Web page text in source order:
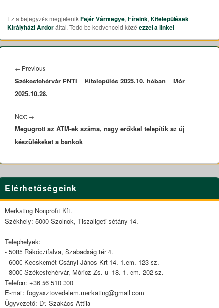
Ez a bejegyzés megjelenikFejér Vármegye, Híreink, Kitelepülések
Királyházi Andoráltal. Tedd be kedvenceid közé ezzel a linkel.
navigáció
← Previous
post:
Székesfehérvár PNTI – Kitelepülés 2025.10. hóban – Mór
2025.10.28.
Next →
post:
Megugrott az ATM-ek száma, nagy erőkkel telepítik az új
készülékeket a bankok
Sidebar
Widget
Area
Elérhetőségeink
Merkating Nonprofit Kft.
Székhely: 5000 Szolnok, Tiszaligeti sétány 14.
Telephelyek:
- 5085 Rákóczifalva, Szabadság tér 4.
- 6000 Kecskemét Csányi János Krt 14. 1.em. 123 sz.
- 8000 Székesfehérvár, Móricz Zs. u. 18. 1. em. 202 sz.
Telefon: +36 56 510 300
E-mail: fogyasztovedelem.merkating@gmail.com
Ügyvezető: Dr. Szakács Attila